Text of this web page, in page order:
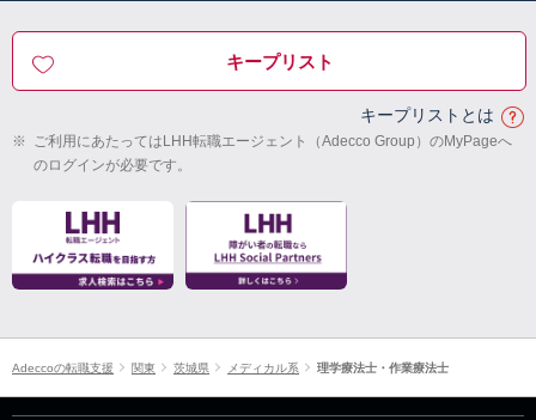
キープリスト
キープリストとは
※ ご利用にあたってはLHH転職エージェント（Adecco Group）のMyPageへ
のログインが必要です。
Adeccoの転職支援 関東 茨城県 メディカル系 理学療法士・作業療法士